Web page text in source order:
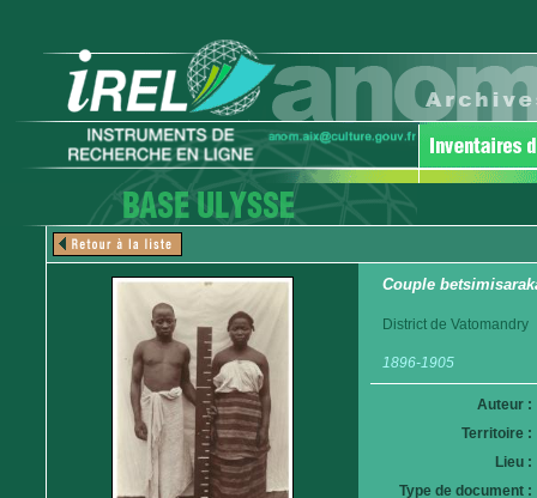
Couple
District de Vatomandry
1896-1905
Auteur :
Territoire :
Lieu :
Type de document :